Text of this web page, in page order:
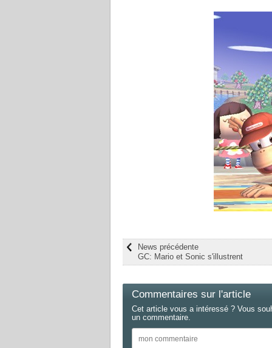
News précédente
GC: Mario et Sonic s'illustrent
Commentaires sur l'article
Cet article vous a intéressé ? Vous
un commentaire.